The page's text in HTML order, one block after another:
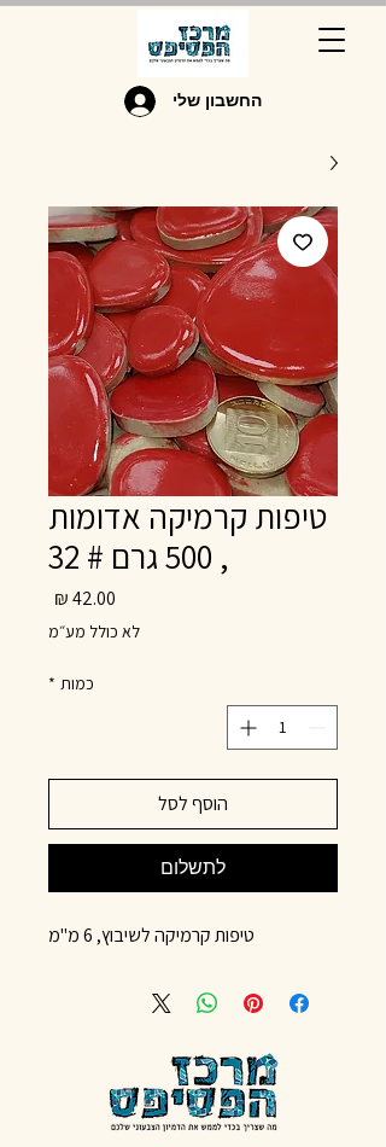
החשבון שלי
טיפות קרמיקה אדומות
, 500 גרם # 32
לא כולל מע״מ
כמות *
הוסף לסל
לתשלום
טיפות קרמיקה לשיבוץ, 6 מ"מ